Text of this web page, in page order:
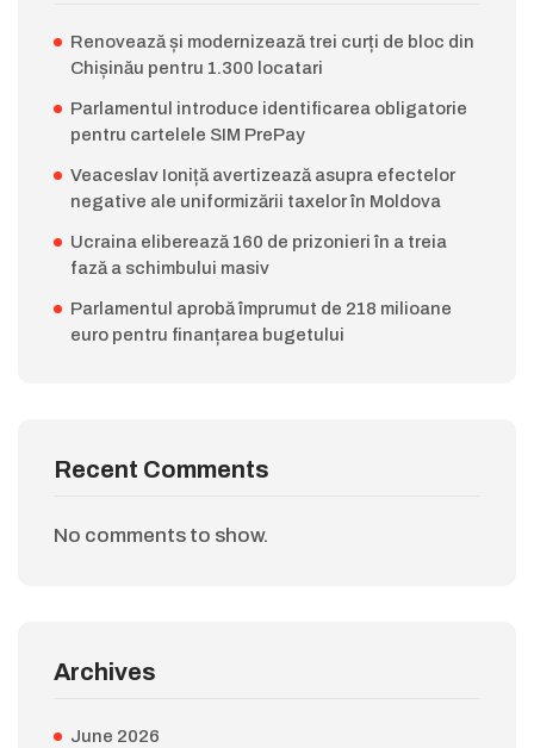
Renovează și modernizează trei curți de bloc din
Chișinău pentru 1.300 locatari
Parlamentul introduce identificarea obligatorie
pentru cartelele SIM PrePay
Veaceslav Ioniță avertizează asupra efectelor
negative ale uniformizării taxelor în Moldova
Ucraina eliberează 160 de prizonieri în a treia
fază a schimbului masiv
Parlamentul aprobă împrumut de 218 milioane
euro pentru finanțarea bugetului
Recent Comments
No comments to show.
Archives
June 2026